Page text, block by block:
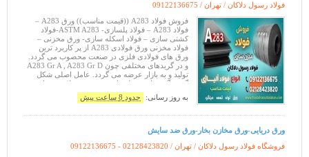
فولاد رسول دلاکان / تهران / 09122136675
فروش فولاد A283 ((قیمت مناسب)) ورق A283 –
فولاد A283 – فولاد پلسازی- ASTM A283-فولاد
کشتی سازی – فولاد اسکله سازی- ورق مخزنی –
فولاد مخزنی ورق فولادی A283 از پر کاربرد ترین
ورق های فولادی فلزی در صنعت محصوب می گردد.
و در گریدهای مختلفی چون A283 Gr A , A283 Gr D
تولید و به بازار عرضه می گردد. عامل اصلی شکل
گیری گریدهای مختلف این نوع ورق فولادی میزان و
مقدار کربن آن می باشد. فولاد A283 یک ور
به روز رسانی: حدود 8 ساعت پیش
ورق دریایی-ورق مخازن بخار-ورق ضد سایش
فروشگاه فولاد رسول دلاکان / تهران / 09122136675 - 02128423820